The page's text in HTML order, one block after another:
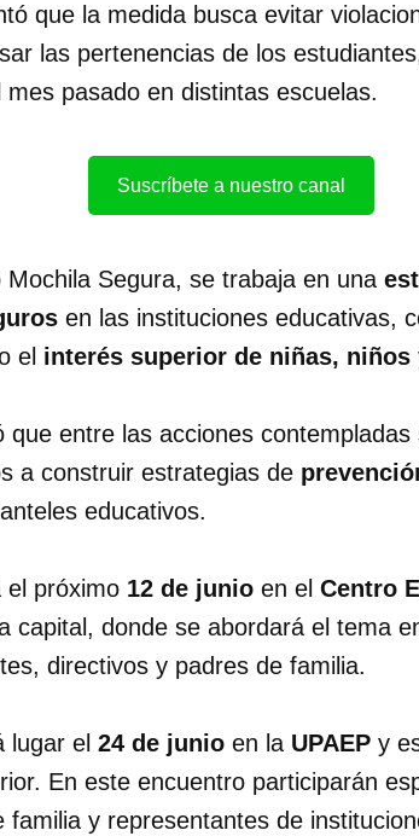
que la medida busca evitar
las pertenencias de los
mes pasado en distintas escuelas.
Suscríbete a nuestro canal
Mochila Segura, se trabaja en una
en las instituciones educativas,
el interés superior de niñas, niños
que entre las acciones contempladas
a construir estrategias de
educativos.
el próximo 12 de junio en el Centro
capital, donde se abordará el tema
directivos y padres de familia.
lugar el 24 de junio en la UPAEP y
En este encuentro participarán
familia y representantes de